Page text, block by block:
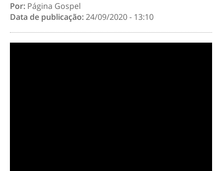
Por: Página Gospel
Data de publicação:24/09/2020 - 13:10